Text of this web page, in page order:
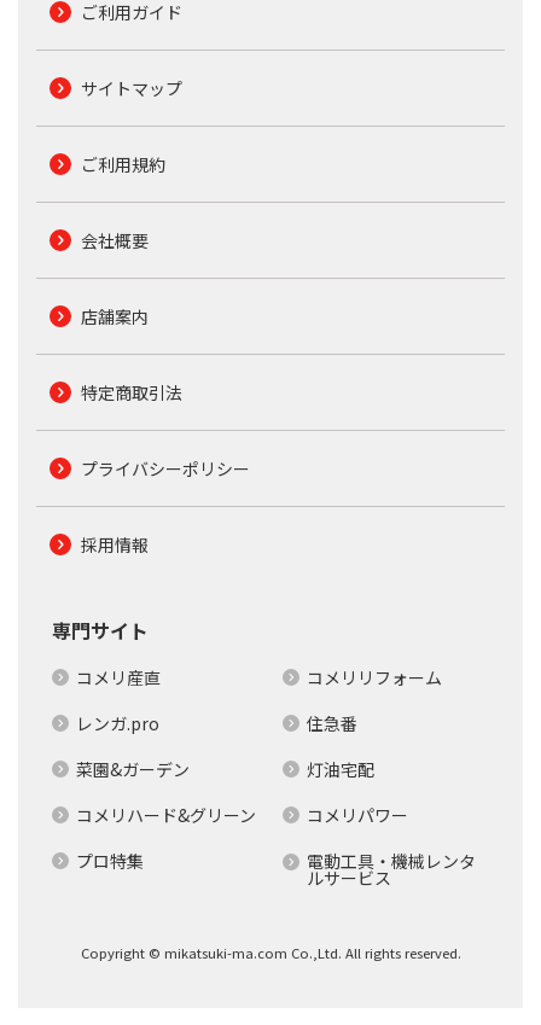
ご利用ガイド
サイトマップ
ご利用規約
会社概要
店舗案内
特定商取引法
プライバシーポリシー
採用情報
専門サイト
コメリ産直
コメリリフォーム
レンガ.pro
住急番
菜園&ガーデン
灯油宅配
コメリハード&グリーン
コメリパワー
プロ特集
電動工具・機械レンタ
ルサービス
Copyright © mikatsuki-ma.com Co.,Ltd. All rights reserved.